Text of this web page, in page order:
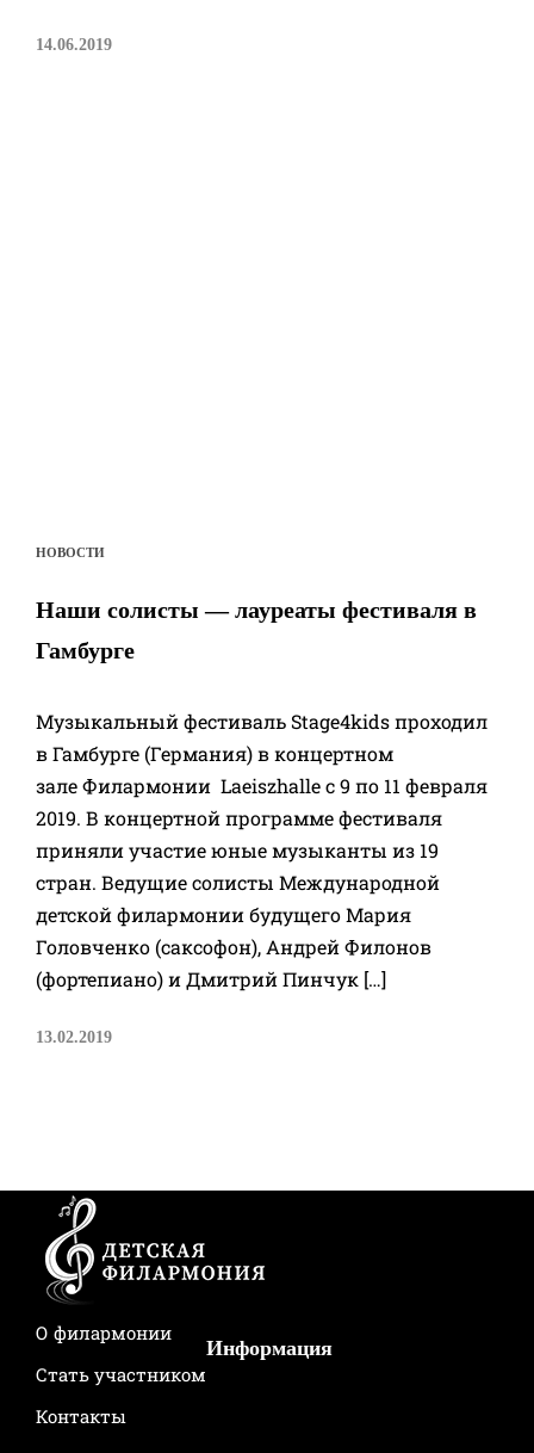
14.06.2019
НОВОСТИ
Наши солисты — лауреаты фестиваля в
Гамбурге
Музыкальный фестиваль Stage4kids проходил
в Гамбурге (Германия) в концертном
зале Филармонии Laeiszhalle с 9 по 11 февраля
2019. В концертной программе фестиваля
приняли участие юные музыканты из 19
стран. Ведущие солисты Международной
детской филармонии будущего Мария
Головченко (саксофон), Андрей Филонов
(фортепиано) и Дмитрий Пинчук […]
13.02.2019
Информация
О филармонии
Стать участником
Контакты